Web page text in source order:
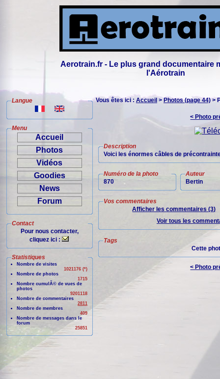
Aerotrain.fr - Le plus grand documentaire
l'Aérotrain
Langue
Menu
Accueil
Photos
Vidéos
Goodies
News
Forum
Contact
Pour nous contacter,
cliquez ici :
Statistiques
Nombre de visites
1021176 (*)
Nombre de photos
1715
Nombre cumulÃ© de vues de
photos
9201118
Nombre de commentaires
2811
Nombre de membres
409
Nombre de messages dans le
forum
25851
Vous êtes ici : Accueil > Photos (page 44) >
< Photo
Description
Voici les énormes câbles de
Numéro de la photo
870
Auteur
Bertin
Vos commentaires
Afficher les commentaires (3)
Voir tous les
Tags
Cette
< Photo